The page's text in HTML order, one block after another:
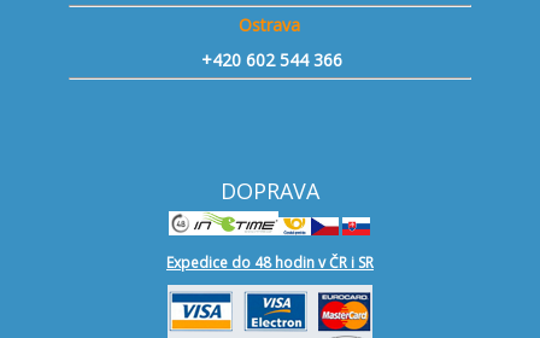
Ostrava
+420 602 544 366
DOPRAVA
Expedice do 48 hodin v ČR i SR